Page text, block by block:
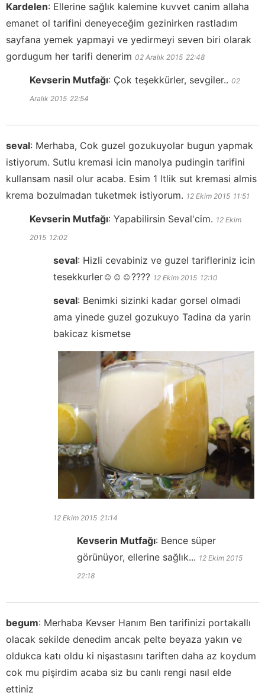
Kardelen: Ellerine sağlık kalemine kuvvet canim allaha
emanet ol tarifini deneyeceğim gezinirken rastladım
sayfana yemek yapmayi ve yedirmeyi seven biri olarak
gordugum her tarifi denerim 02 Aralık 2015 22:48
Kevserin Mutfağı: Çok teşekkürler, sevgiler.. 02
Aralık 2015 22:54
seval: Merhaba, Cok guzel gozukuyolar bugun yapmak
istiyorum. Sutlu kremasi icin manolya pudingin tarifini
kullansam nasil olur acaba. Esim 1 ltlik sut kremasi almis
krema bozulmadan tuketmek istiyorum. 12 Ekim 2015 11:51
Kevserin Mutfağı: Yapabilirsin Seval'cim. 12 Ekim
2015 12:02
seval: Hizli cevabiniz ve guzel tarifleriniz icin
tesekkurler☺️☺️☺️???? 12 Ekim 2015 12:10
seval: Benimki sizinki kadar gorsel olmadi
ama yinede guzel gozukuyo Tadina da yarin
bakicaz kismetse
12 Ekim 2015 21:14
Kevserin Mutfağı: Bence süper
görünüyor, ellerine sağlık... 12 Ekim 2015
22:18
begum: Merhaba Kevser Hanım Ben tarifinizi portakallı
olacak sekilde denedim ancak pelte beyaza yakın ve
oldukca katı oldu ki nişastasını tariften daha az koydum
cok mu pişirdim acaba siz bu canlı rengi nasıl elde
ettiniz